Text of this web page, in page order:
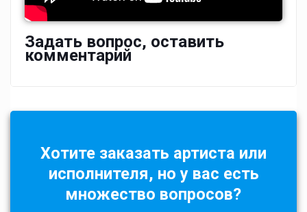
Задать вопрос, оставить
комментарий
Хотите заказать артиста или
исполнителя, но у вас есть
множество вопросов?